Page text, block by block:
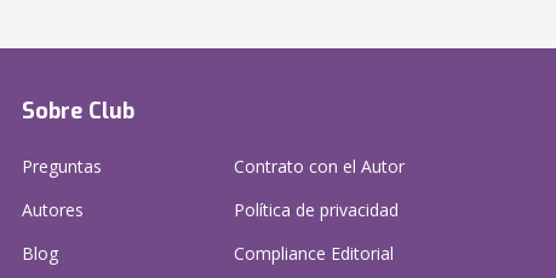
Sobre Club
Preguntas
Autores
Blog
Contrato con el Autor
Política de privacidad
Compliance Editorial